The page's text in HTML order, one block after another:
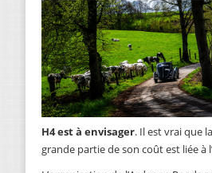
H4 est à envisager. Il est vrai que
grande partie de son coût est liée à